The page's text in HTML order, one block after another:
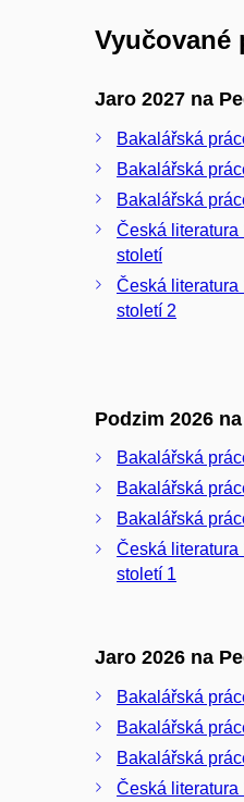
Vyučované
Jaro 2027 na
Bakalářská
Bakalářská
Bakalářská
Česká literatura
století
Česká literatura
století 2
Podzim 2026
Bakalářská
Bakalářská
Bakalářská
Česká literatura
století 1
Jaro 2026 na
Bakalářská
Bakalářská
Bakalářská
Česká literatura